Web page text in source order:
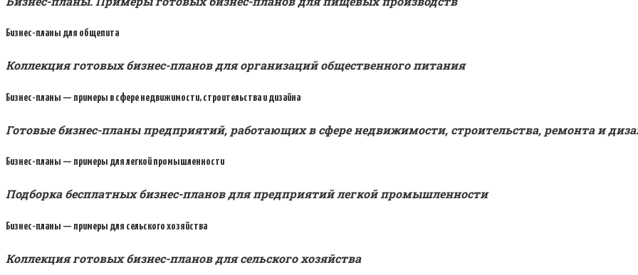
Бизнес-планы для общепита
Коллекция готовых бизнес-планов для организаций общественного питания
Бизнес-планы — примеры в сфере недвижимости, строительства и дизайна
Готовые бизнес-планы предприятий, работающих в сфере недвижимости, строительства, ремонта и
Бизнес-планы — примеры для легкой промышленности
Подборка бесплатных бизнес-планов для предприятий легкой промышленности
Бизнес-планы — примеры для сельского хозяйства
Коллекция готовых бизнес-планов для сельского хозяйства